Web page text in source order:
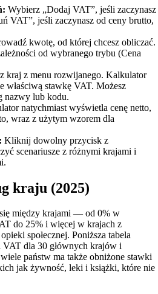
Wybierz „Dodaj VAT”, jeśli zaczynasz
VAT”, jeśli zaczynasz od ceny brutto,
kwotę, od której chcesz obliczać.
od wybranego trybu (Cena
kraj z menu rozwijanego. Kalkulator
właściwą stawkę VAT. Możesz
nazwy lub kodu.
natychmiast wyświetla cenę netto,
wraz z użytym wzorem dla
Kliknij dowolny przycisk z
scenariusze z różnymi krajami i
kraju (2025)
między krajami — od 0% w
do 25% i więcej w krajach z
społecznej. Poniższa tabela
VAT dla 30 głównych krajów i
państw ma także obniżone stawki
jak żywność, leki i książki, które nie